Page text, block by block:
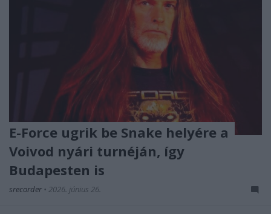
E-Force ugrik be Snake helyére a
Voivod nyári turnéján, így
Budapesten is
srecorder • 2026. június 26.